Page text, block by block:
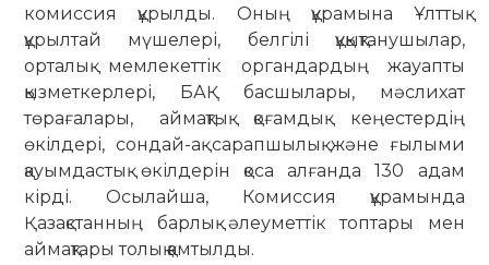
комиссия құрылды. Оның құрамына Ұлттық
құрылтай мүшелері, белгілі құқықтанушылар,
орталық мемлекеттік органдардың жауапты
қызметкерлері, БАҚ басшылары, мәслихат
төрағалары, аймақтық қоғамдық кеңестердің
өкілдері, сондай-ақ сарапшылық және ғылыми
қауымдастық өкілдерін қоса алғанда 130 адам
кірді. Осылайша, Комиссия құрамында
Қазақстанның барлық әлеуметтік топтары мен
аймақтары толық қамтылды.